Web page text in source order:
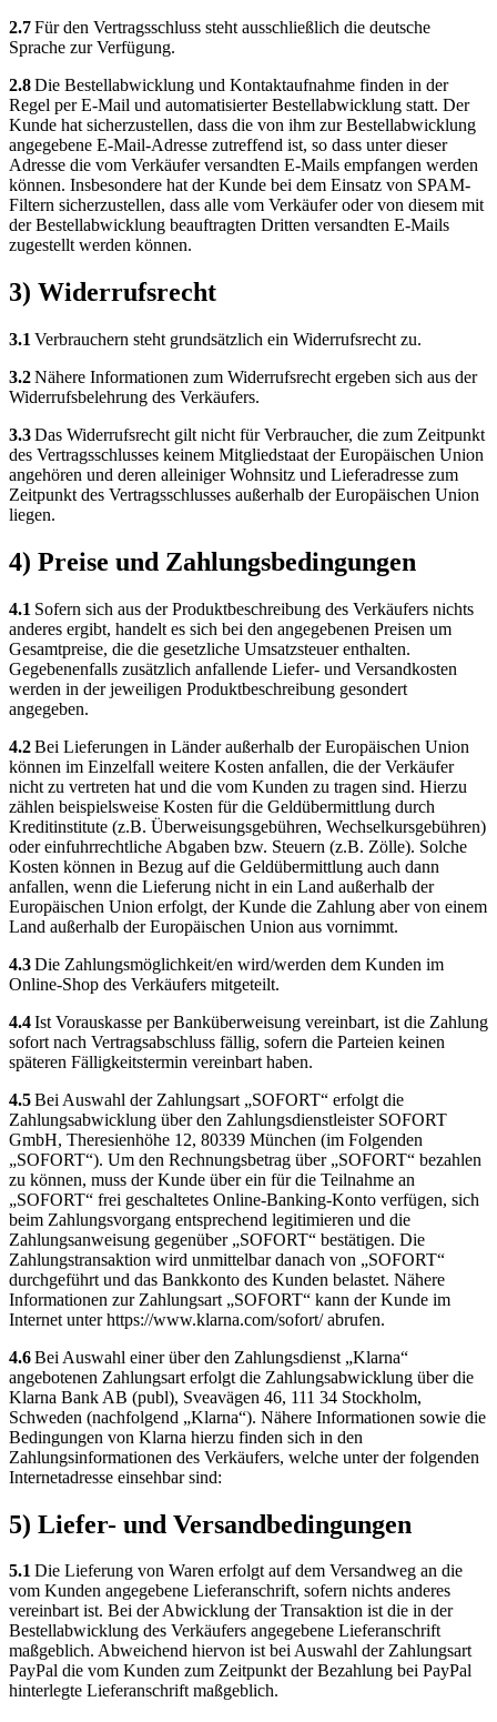
2.7Für den Vertragsschluss steht ausschließlich die deutsche
Sprache zur Verfügung.
2.8Die Bestellabwicklung und Kontaktaufnahme finden in der
Regel per E-Mail und automatisierter Bestellabwicklung statt. Der
Kunde hat sicherzustellen, dass die von ihm zur Bestellabwicklung
angegebene E-Mail-Adresse zutreffend ist, so dass unter dieser
Adresse die vom Verkäufer versandten E-Mails empfangen werden
können. Insbesondere hat der Kunde bei dem Einsatz von SPAM-
Filtern sicherzustellen, dass alle vom Verkäufer oder von diesem mit
der Bestellabwicklung beauftragten Dritten versandten E-Mails
zugestellt werden können.
3) Widerrufsrecht
3.1 Verbrauchern steht grundsätzlich ein Widerrufsrecht zu.
3.2Nähere Informationen zum Widerrufsrecht ergeben sich aus der
Widerrufsbelehrung des Verkäufers.
3.3Das Widerrufsrecht gilt nicht für Verbraucher, die zum Zeitpunkt
des Vertragsschlusses keinem Mitgliedstaat der Europäischen Union
angehören und deren alleiniger Wohnsitz und Lieferadresse zum
Zeitpunkt des Vertragsschlusses außerhalb der Europäischen Union
liegen.
4) Preise und Zahlungsbedingungen
4.1 Sofern sich aus der Produktbeschreibung des Verkäufers nichts
anderes ergibt, handelt es sich bei den angegebenen Preisen um
Gesamtpreise, die die gesetzliche Umsatzsteuer enthalten.
Gegebenenfalls zusätzlich anfallende Liefer- und Versandkosten
werden in der jeweiligen Produktbeschreibung gesondert
angegeben.
4.2Bei Lieferungen in Länder außerhalb der Europäischen Union
können im Einzelfall weitere Kosten anfallen, die der Verkäufer
nicht zu vertreten hat und die vom Kunden zu tragen sind. Hierzu
zählen beispielsweise Kosten für die Geldübermittlung durch
Kreditinstitute (z.B. Überweisungsgebühren, Wechselkursgebühren)
oder einfuhrrechtliche Abgaben bzw. Steuern (z.B. Zölle). Solche
Kosten können in Bezug auf die Geldübermittlung auch dann
anfallen, wenn die Lieferung nicht in ein Land außerhalb der
Europäischen Union erfolgt, der Kunde die Zahlung aber von einem
Land außerhalb der Europäischen Union aus vornimmt.
4.3Die Zahlungsmöglichkeit/en wird/werden dem Kunden im
Online-Shop des Verkäufers mitgeteilt.
4.4Ist Vorauskasse per Banküberweisung vereinbart, ist die Zahlung
sofort nach Vertragsabschluss fällig, sofern die Parteien keinen
späteren Fälligkeitstermin vereinbart haben.
4.5Bei Auswahl der Zahlungsart „SOFORT“ erfolgt die
Zahlungsabwicklung über den Zahlungsdienstleister SOFORT
GmbH, Theresienhöhe 12, 80339 München (im Folgenden
„SOFORT“). Um den Rechnungsbetrag über „SOFORT“ bezahlen
zu können, muss der Kunde über ein für die Teilnahme an
„SOFORT“ frei geschaltetes Online-Banking-Konto verfügen, sich
beim Zahlungsvorgang entsprechend legitimieren und die
Zahlungsanweisung gegenüber „SOFORT“ bestätigen. Die
Zahlungstransaktion wird unmittelbar danach von „SOFORT“
durchgeführt und das Bankkonto des Kunden belastet. Nähere
Informationen zur Zahlungsart „SOFORT“ kann der Kunde im
Internet unter https://www.klarna.com/sofort/ abrufen.
4.6Bei Auswahl einer über den Zahlungsdienst „Klarna“
angebotenen Zahlungsart erfolgt die Zahlungsabwicklung über die
Klarna Bank AB (publ), Sveavägen 46, 111 34 Stockholm,
Schweden (nachfolgend „Klarna“). Nähere Informationen sowie die
Bedingungen von Klarna hierzu finden sich in den
Zahlungsinformationen des Verkäufers, welche unter der folgenden
Internetadresse einsehbar sind:
5) Liefer- und Versandbedingungen
5.1Die Lieferung von Waren erfolgt auf dem Versandweg an die
vom Kunden angegebene Lieferanschrift, sofern nichts anderes
vereinbart ist. Bei der Abwicklung der Transaktion ist die in der
Bestellabwicklung des Verkäufers angegebene Lieferanschrift
maßgeblich. Abweichend hiervon ist bei Auswahl der Zahlungsart
PayPal die vom Kunden zum Zeitpunkt der Bezahlung bei PayPal
hinterlegte Lieferanschrift maßgeblich.